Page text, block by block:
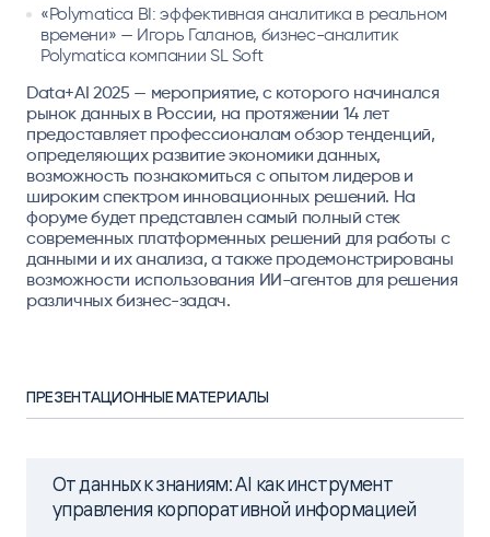
«Polymatica BI: эффективная аналитика в реальном
времени» — Игорь Галанов, бизнес-аналитик
Polymatica компании SL Soft
Data+AI 2025 — мероприятие, с которого начинался
рынок данных в России, на протяжении 14 лет
предоставляет профессионалам обзор тенденций,
определяющих развитие экономики данных,
возможность познакомиться с опытом лидеров и
широким спектром инновационных решений. На
форуме будет представлен самый полный стек
современных платформенных решений для работы с
данными и их анализа, а также продемонстрированы
возможности использования ИИ-агентов для решения
различных бизнес-задач.
ПРЕЗЕНТАЦИОННЫЕ МАТЕРИАЛЫ
От данных к знаниям: AI как инструмент
управления корпоративной информацией